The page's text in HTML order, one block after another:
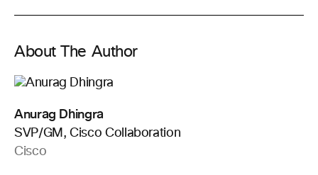
About The Author
Anurag Dhingra
SVP/GM, Cisco Collaboration
Cisco